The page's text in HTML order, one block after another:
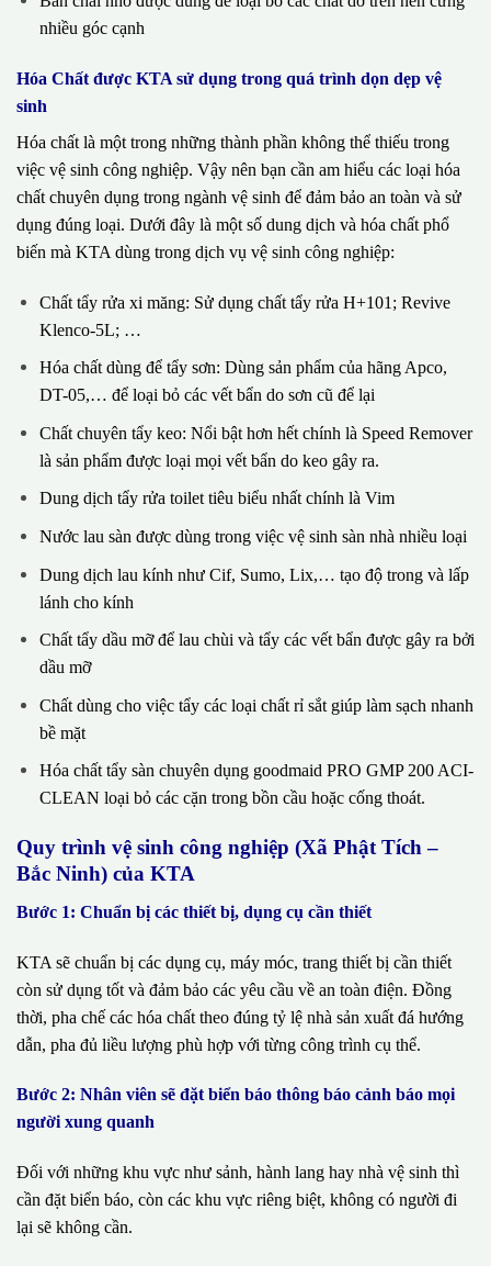
nhiều góc cạnh
Hóa Chất được KTA sử dụng trong quá trình dọn dẹp vệ
sinh
Hóa chất là một trong những thành phần không thể thiếu trong
việc vệ sinh công nghiệp. Vậy nên bạn cần am hiểu các loại hóa
chất chuyên dụng trong ngành vệ sinh để đảm bảo an toàn và sử
dụng đúng loại. Dưới đây là một số dung dịch và hóa chất phổ
biến mà KTA dùng trong dịch vụ vệ sinh công nghiệp:
Chất tẩy rửa xi măng: Sử dụng chất tẩy rửa H+101; Revive
Klenco-5L; …
Hóa chất dùng để tẩy sơn: Dùng sản phẩm của hãng Apco,
DT-05,… để loại bỏ các vết bẩn do sơn cũ để lại
Chất chuyên tẩy keo: Nổi bật hơn hết chính là Speed Remover
là sản phẩm được loại mọi vết bẩn do keo gây ra.
Dung dịch tẩy rửa toilet tiêu biểu nhất chính là Vim
Nước lau sàn được dùng trong việc vệ sinh sàn nhà nhiều loại
Dung dịch lau kính như Cif, Sumo, Lix,… tạo độ trong và lấp
lánh cho kính
Chất tẩy dầu mỡ để lau chùi và tẩy các vết bẩn được gây ra bởi
dầu mỡ
Chất dùng cho việc tẩy các loại chất rỉ sắt giúp làm sạch nhanh
bề mặt
Hóa chất tẩy sàn chuyên dụng goodmaid PRO GMP 200 ACI-
CLEAN loại bỏ các cặn trong bồn cầu hoặc cống thoát.
Quy trình vệ sinh công nghiệp (Xã Phật Tích –
Bắc Ninh) của KTA
Bước 1: Chuẩn bị các thiết bị, dụng cụ cần thiết
KTA sẽ chuẩn bị các dụng cụ, máy móc, trang thiết bị cần thiết
còn sử dụng tốt và đảm bảo các yêu cầu về an toàn điện. Đồng
thời, pha chế các hóa chất theo đúng tỷ lệ nhà sản xuất đá hướng
dẫn, pha đủ liều lượng phù hợp với từng công trình cụ thể.
Bước 2: Nhân viên sẽ đặt biển báo thông báo cảnh báo mọi
người xung quanh
Đối với những khu vực như sảnh, hành lang hay nhà vệ sinh thì
cần đặt biển báo, còn các khu vực riêng biệt, không có người đi
lại sẽ không cần.